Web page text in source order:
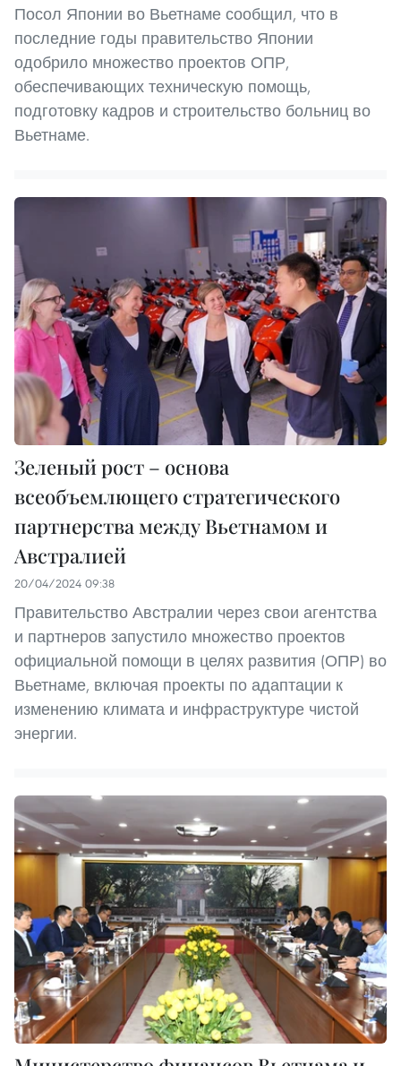
Посол Японии во Вьетнаме сообщил, что в
последние годы правительство Японии
одобрило множество проектов ОПР,
обеспечивающих техническую помощь,
подготовку кадров и строительство больниц во
Вьетнаме.
Зеленый рост – основа
всеобъемлющего стратегического
партнерства между Вьетнамом и
Австралией
20/04/2024 09:38
Правительство Австралии через свои агентства
и партнеров запустило множество проектов
официальной помощи в целях развития (ОПР) во
Вьетнаме, включая проекты по адаптации к
изменению климата и инфраструктуре чистой
энергии.